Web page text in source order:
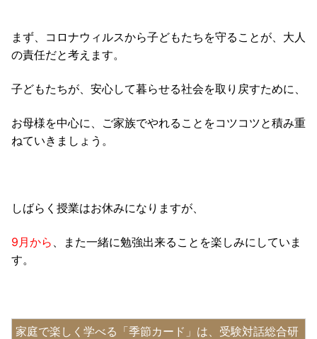
まず、コロナウィルスから子どもたちを守ることが、大人
の責任だと考えます。
子どもたちが、安心して暮らせる社会を取り戻すために、
お母様を中心に、ご家族でやれることをコツコツと積み重
ねていきましょう。
しばらく授業はお休みになりますが、
9月から 、また一緒に勉強出来ることを楽しみにしていま
す。
家庭で楽しく学べる「季節カード」は、受験対話総合研